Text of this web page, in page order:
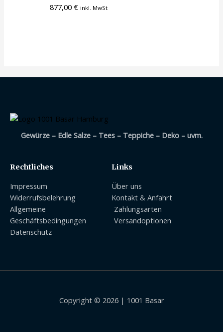
877,00€ inkl. MwSt
Gewürze – Edle Salze – Tees – Teppiche – Deko – uvm.
Rechtliches
Impressum
Widerrufsbelehrung
Allgemeine
Geschäftsbedingungen
Datenschutz
Links
Über uns
Kontakt & Anfahrt
Zahlungsarten
Versandoptionen
Copyright © 2026 | 1001 Basar